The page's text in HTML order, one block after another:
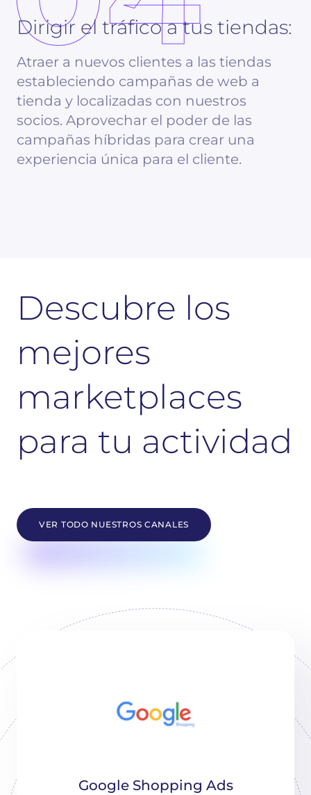
Dirigir el tráfico a tus tiendas:
Atraer a nuevos clientes a las tiendas
estableciendo campañas de web a
tienda y localizadas con nuestros
socios. Aprovechar el poder de las
campañas híbridas para crear una
experiencia única para el cliente.
Descubre los
mejores
marketplaces
para tu actividad
VER TODO NUESTROS CANALES
Google Shopping Ads